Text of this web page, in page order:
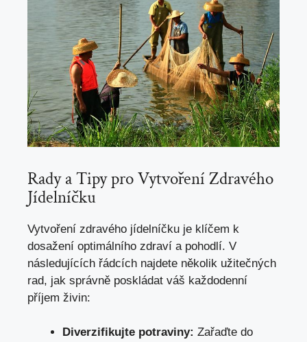
Rady a Tipy pro Vytvoření Zdravého
Jídelníčku
Vytvoření zdravého jídelníčku je klíčem k
dosažení optimálního zdraví a pohodlí. V
následujících řádcích najdete několik užitečných
rad, jak správně poskládat váš každodenní
příjem živin:
Diverzifikujte potraviny: Zařaďte do